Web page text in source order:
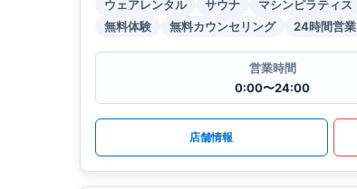
ウェアレンタル サウナ マシンピラティス
無料体験
無料カウンセリング 24時間営業
営業時間
0:00〜24:00
店舗情報